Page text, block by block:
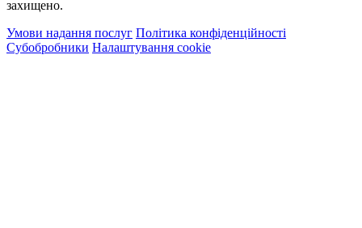
захищено.
Умови надання послуг Політика конфіденційності
Субобробники Налаштування cookie